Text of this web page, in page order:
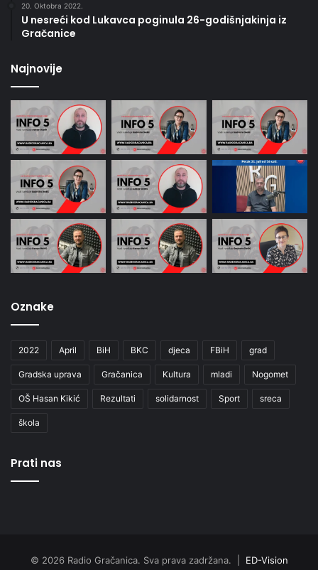
20. Oktobra 2022.
U nesreći kod Lukavca poginula 26-godišnjakinja iz
Gračanice
Najnovije
Oznake
2022 April BiH BKC djeca FBiH grad
Gradska uprava Gračanica Kultura mladi Nogomet
OŠ Hasan Kikić Rezultati solidarnost Sport sreca
škola
Prati nas
© 2026 Radio Gračanica. Sva prava zadržana. | ED-Vision